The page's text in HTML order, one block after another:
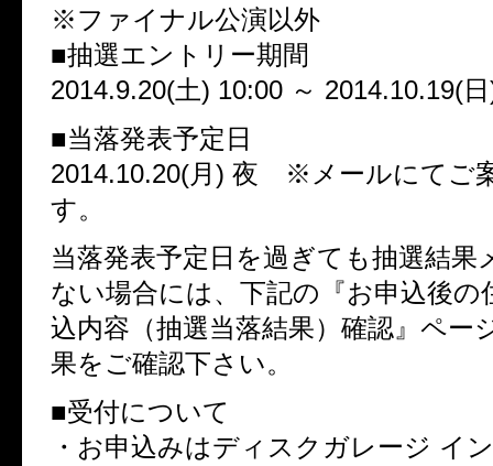
※ファイナル公演以外
■抽選エントリー期間
2014.9.20(土) 10:00 ～ 2014.10.19(
■当落発表予定日
2014.10.20(月) 夜 ※メールにてご
す。
当落発表予定日を過ぎても抽選結果
ない場合には、下記の『お申込後の
込内容（抽選当落結果）確認』ペー
果をご確認下さい。
■受付について
・お申込みはディスクガレージ イ